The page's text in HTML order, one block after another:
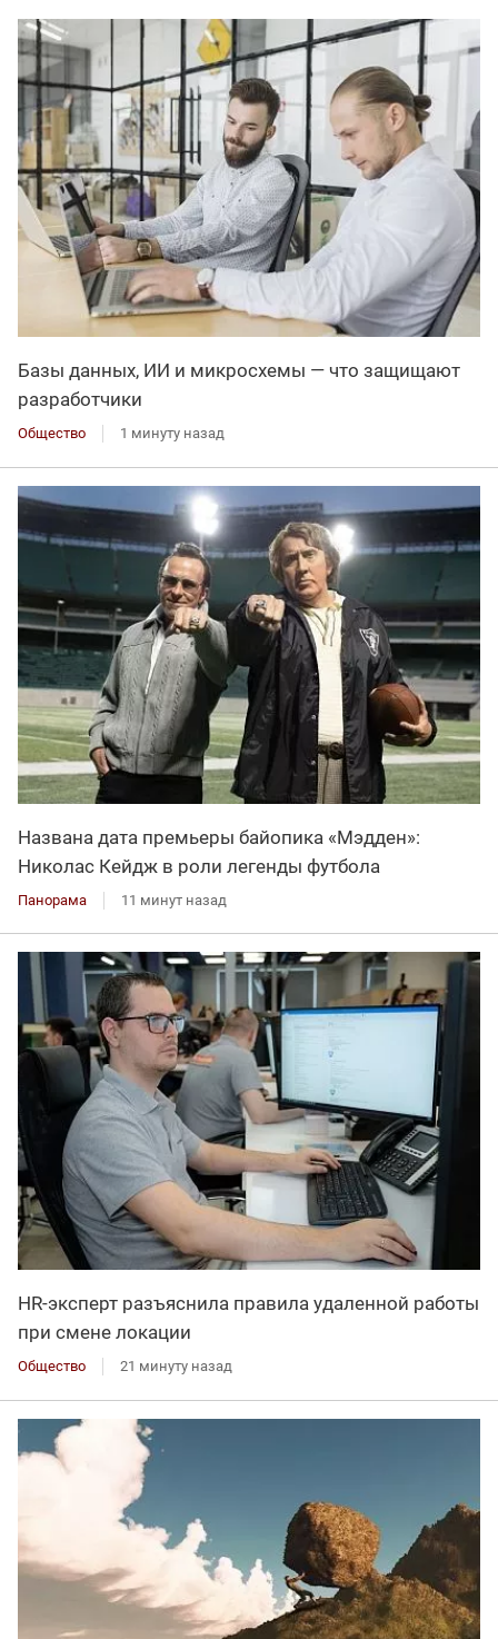
Базы данных, ИИ и микросхемы — что защищают
разработчики
Общество 1 минуту назад
Названа дата премьеры байопика «Мэдден»:
Николас Кейдж в роли легенды футбола
Панорама 11 минут назад
HR-эксперт разъяснила правила удаленной работы
при смене локации
Общество 21 минуту назад